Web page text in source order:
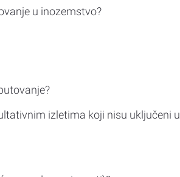
u inozemstvo?
izletima koji nisu uključeni u